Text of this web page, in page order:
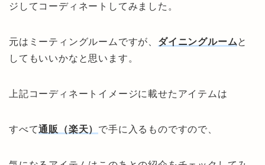
ジしてコーディネートしてみました。
元はミーティングルームですが、 ダイニングルームと
してもいいかなと思います。
上記コーディネートイメージに載せたアイテムは
すべて通販（楽天） で手に入るものですので、